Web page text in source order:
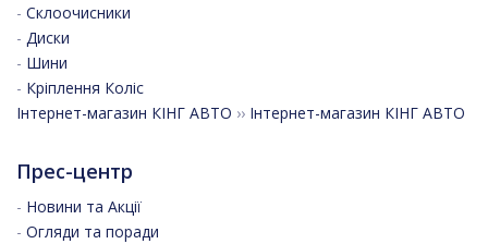
- Склоочисники
- Диски
- Шини
- Кріплення Коліс
Інтернет-магазин КІНГ АВТО ›› Інтернет-магазин КІНГ АВТО
Прес-центр
- Новини та Акції
- Огляди та поради